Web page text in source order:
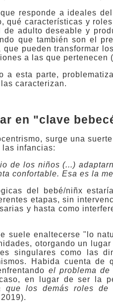
responde a ideales
qué características y
adulto deseable y
que también son el
pueden transformar
a las que pertenecen
a esta parte,
caracterizan.
en "clave
surge una
infancias:
de los niños (...)
confortable. Esa es la
del bebé/niñx
etapas, sin
y hasta como
suele enaltecerse "lo
otorgando un
singulares como las
Habida cuenta
el problema
en lugar de ser la
que los demás roles